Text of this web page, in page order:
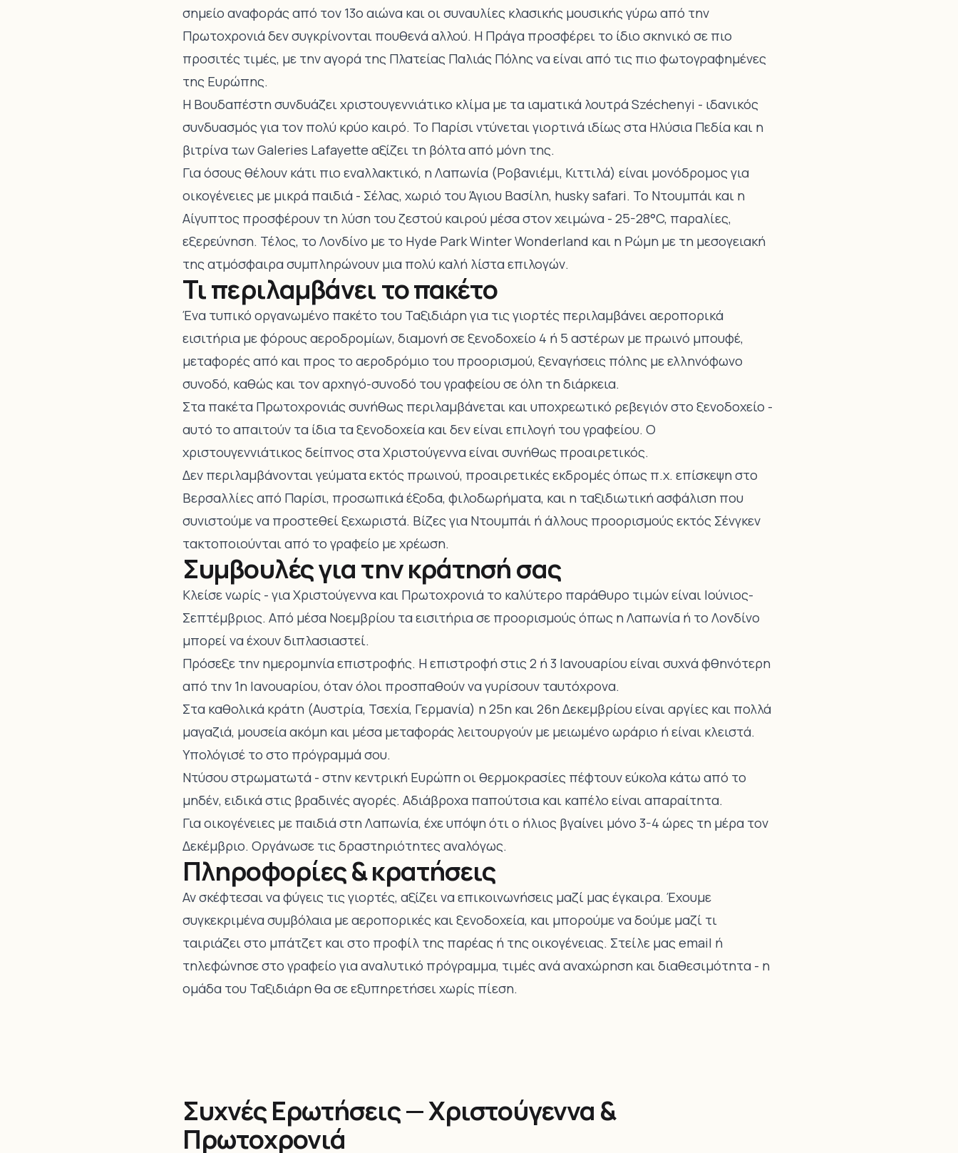
σημείο αναφοράς από τον 13ο αιώνα και οι συναυλίες κλασικής μουσικής γύρω από την
Πρωτοχρονιά δεν συγκρίνονται πουθενά αλλού. Η Πράγα προσφέρει το ίδιο σκηνικό σε πιο
προσιτές τιμές, με την αγορά της Πλατείας Παλιάς Πόλης να είναι από τις πιο φωτογραφημένες
της Ευρώπης.
Η Βουδαπέστη συνδυάζει χριστουγεννιάτικο κλίμα με τα ιαματικά λουτρά Széchenyi - ιδανικός
συνδυασμός για τον πολύ κρύο καιρό. Το Παρίσι ντύνεται γιορτινά ιδίως στα Ηλύσια Πεδία και η
βιτρίνα των Galeries Lafayette αξίζει τη βόλτα από μόνη της.
Για όσους θέλουν κάτι πιο εναλλακτικό, η Λαπωνία (Ροβανιέμι, Κιττιλά) είναι μονόδρομος για
οικογένειες με μικρά παιδιά - Σέλας, χωριό του Άγιου Βασίλη, husky safari. Το Ντουμπάι και η
Αίγυπτος προσφέρουν τη λύση του ζεστού καιρού μέσα στον χειμώνα - 25-28°C, παραλίες,
εξερεύνηση. Τέλος, το Λονδίνο με το Hyde Park Winter Wonderland και η Ρώμη με τη μεσογειακή
της ατμόσφαιρα συμπληρώνουν μια πολύ καλή λίστα επιλογών.
Τι περιλαμβάνει το πακέτο
Ένα τυπικό οργανωμένο πακέτο του Ταξιδιάρη για τις γιορτές περιλαμβάνει αεροπορικά
εισιτήρια με φόρους αεροδρομίων, διαμονή σε ξενοδοχείο 4 ή 5 αστέρων με πρωινό μπουφέ,
μεταφορές από και προς το αεροδρόμιο του προορισμού, ξεναγήσεις πόλης με ελληνόφωνο
συνοδό, καθώς και τον αρχηγό-συνοδό του γραφείου σε όλη τη διάρκεια.
Στα πακέτα Πρωτοχρονιάς συνήθως περιλαμβάνεται και υποχρεωτικό ρεβεγιόν στο ξενοδοχείο -
αυτό το απαιτούν τα ίδια τα ξενοδοχεία και δεν είναι επιλογή του γραφείου. Ο
χριστουγεννιάτικος δείπνος στα Χριστούγεννα είναι συνήθως προαιρετικός.
Δεν περιλαμβάνονται γεύματα εκτός πρωινού, προαιρετικές εκδρομές όπως π.χ. επίσκεψη στο
Βερσαλλίες από Παρίσι, προσωπικά έξοδα, φιλοδωρήματα, και η ταξιδιωτική ασφάλιση που
συνιστούμε να προστεθεί ξεχωριστά. Βίζες για Ντουμπάι ή άλλους προορισμούς εκτός Σένγκεν
τακτοποιούνται από το γραφείο με χρέωση.
Συμβουλές για την κράτησή σας
Κλείσε νωρίς - για Χριστούγεννα και Πρωτοχρονιά το καλύτερο παράθυρο τιμών είναι Ιούνιος-
Σεπτέμβριος. Από μέσα Νοεμβρίου τα εισιτήρια σε προορισμούς όπως η Λαπωνία ή το Λονδίνο
μπορεί να έχουν διπλασιαστεί.
Πρόσεξε την ημερομηνία επιστροφής. Η επιστροφή στις 2 ή 3 Ιανουαρίου είναι συχνά φθηνότερη
από την 1η Ιανουαρίου, όταν όλοι προσπαθούν να γυρίσουν ταυτόχρονα.
Στα καθολικά κράτη (Αυστρία, Τσεχία, Γερμανία) η 25η και 26η Δεκεμβρίου είναι αργίες και πολλά
μαγαζιά, μουσεία ακόμη και μέσα μεταφοράς λειτουργούν με μειωμένο ωράριο ή είναι κλειστά.
Υπολόγισέ το στο πρόγραμμά σου.
Ντύσου στρωματωτά - στην κεντρική Ευρώπη οι θερμοκρασίες πέφτουν εύκολα κάτω από το
μηδέν, ειδικά στις βραδινές αγορές. Αδιάβροχα παπούτσια και καπέλο είναι απαραίτητα.
Για οικογένειες με παιδιά στη Λαπωνία, έχε υπόψη ότι ο ήλιος βγαίνει μόνο 3-4 ώρες τη μέρα τον
Δεκέμβριο. Οργάνωσε τις δραστηριότητες αναλόγως.
Πληροφορίες & κρατήσεις
Αν σκέφτεσαι να φύγεις τις γιορτές, αξίζει να επικοινωνήσεις μαζί μας έγκαιρα. Έχουμε
συγκεκριμένα συμβόλαια με αεροπορικές και ξενοδοχεία, και μπορούμε να δούμε μαζί τι
ταιριάζει στο μπάτζετ και στο προφίλ της παρέας ή της οικογένειας. Στείλε μας email ή
τηλεφώνησε στο γραφείο για αναλυτικό πρόγραμμα, τιμές ανά αναχώρηση και διαθεσιμότητα - η
ομάδα του Ταξιδιάρη θα σε εξυπηρετήσει χωρίς πίεση.
Συχνές Ερωτήσεις — Χριστούγεννα &
Πρωτοχρονιά